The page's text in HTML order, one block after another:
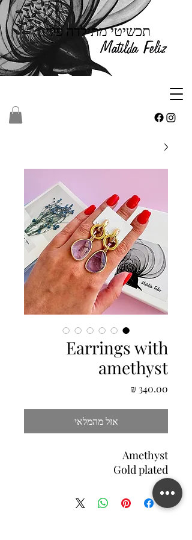
תכשיטי מתילדה פליז
Earrings with
amethyst
אזל מהמלאי
Amethyst
Gold plated